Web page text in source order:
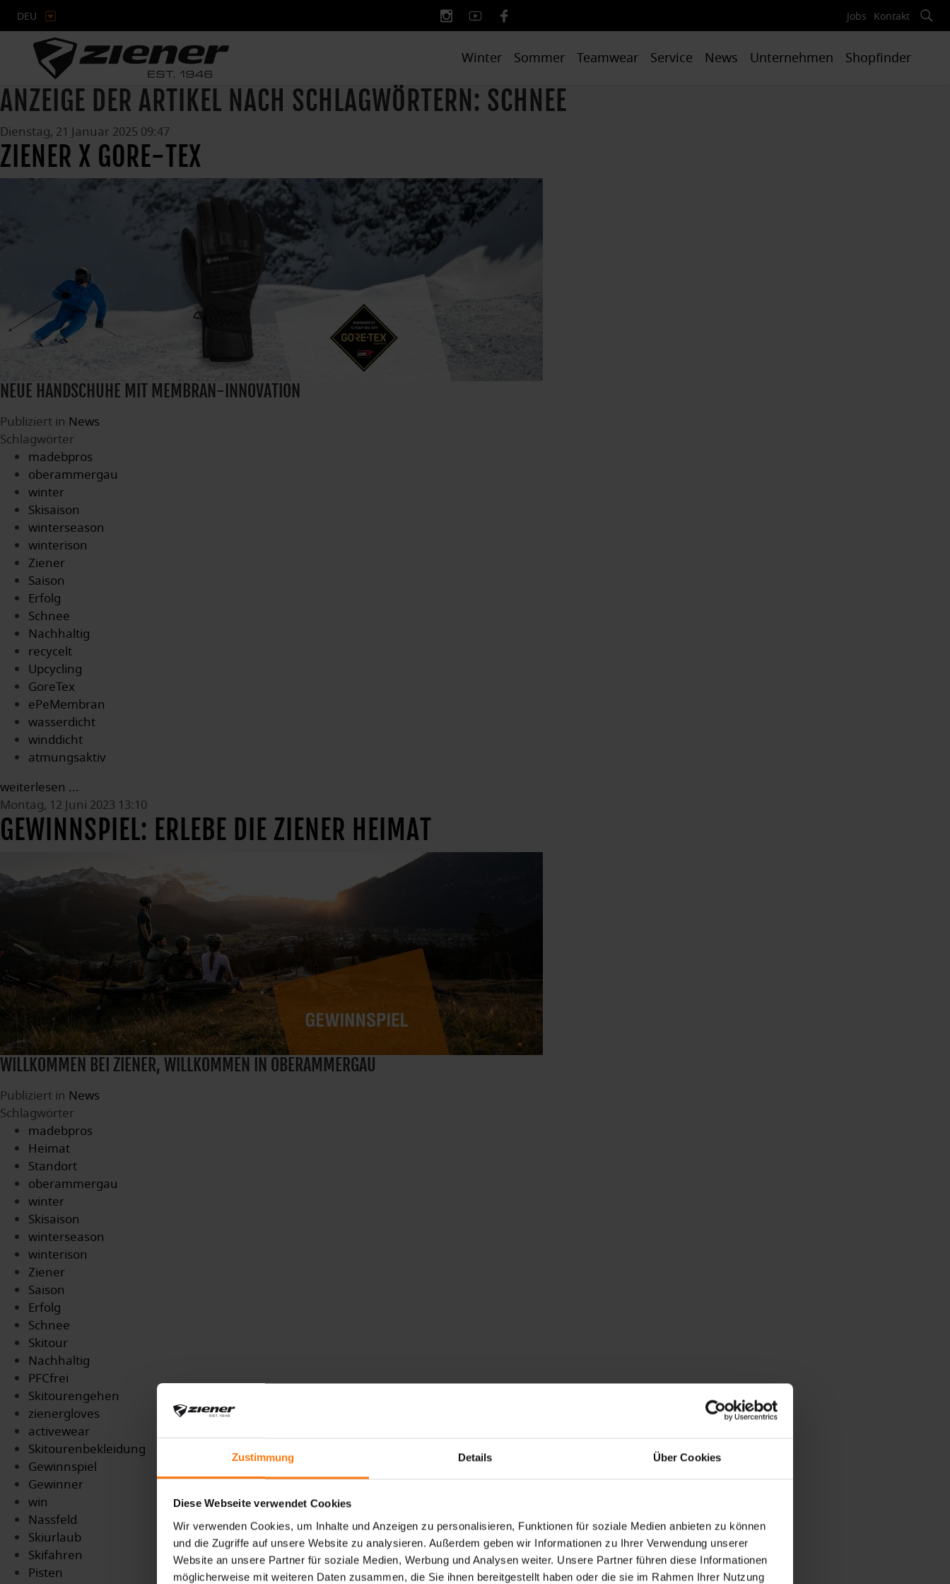
Zustimmung Details Über Cookies
Diese Webseite verwendet Cookies
Wir verwenden Cookies, um Inhalte und Anzeigen zu personalisieren, Funktionen für soziale Medien anbieten zu können
und die Zugriffe auf unsere Website zu analysieren. Außerdem geben wir Informationen zu Ihrer Verwendung unserer
Website an unsere Partner für soziale Medien, Werbung und Analysen weiter. Unsere Partner führen diese Informationen
möglicherweise mit weiteren Daten zusammen, die Sie ihnen bereitgestellt haben oder die sie im Rahmen Ihrer Nutzung
DEU Jobs Kontakt
Winter Sommer Teamwear Service News Unternehmen Shopfinder
ANZEIGE DER ARTIKEL NACH SCHLAGWÖRTERN: SCHNEE
Dienstag, 21 Januar 2025 09:47
ZIENER X GORE-TEX
NEUE HANDSCHUHE MIT MEMBRAN-INNOVATION
Publiziert in News
Schlagwörter
madebpros
oberammergau
winter
Skisaison
winterseason
winterison
Ziener
Saison
Erfolg
Schnee
Nachhaltig
recycelt
Upcycling
GoreTex
ePeMembran
wasserdicht
winddicht
atmungsaktiv
weiterlesen ...
Montag, 12 Juni 2023 13:10
GEWINNSPIEL: ERLEBE DIE ZIENER HEIMAT
WILLKOMMEN BEI ZIENER, WILLKOMMEN IN OBERAMMERGAU
Publiziert in News
Schlagwörter
madebpros
Heimat
Standort
oberammergau
winter
Skisaison
winterseason
winterison
Ziener
Saison
Erfolg
Schnee
Skitour
Nachhaltig
PFCfrei
Skitourengehen
zienergloves
activewear
Skitourenbekleidung
Gewinnspiel
Gewinner
win
Nassfeld
Skiurlaub
Skifahren
Pisten